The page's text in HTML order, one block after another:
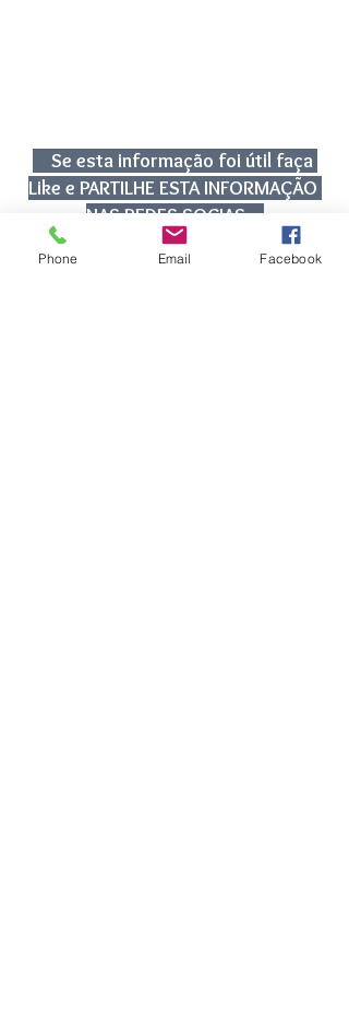
Se esta informação foi útil faça
Like e PARTILHE ESTA INFORMAÇÃO
NAS REDES SOCIAS .
Fiscalidade | IVA
Fiscalidade | IVA
Phone Email Facebook